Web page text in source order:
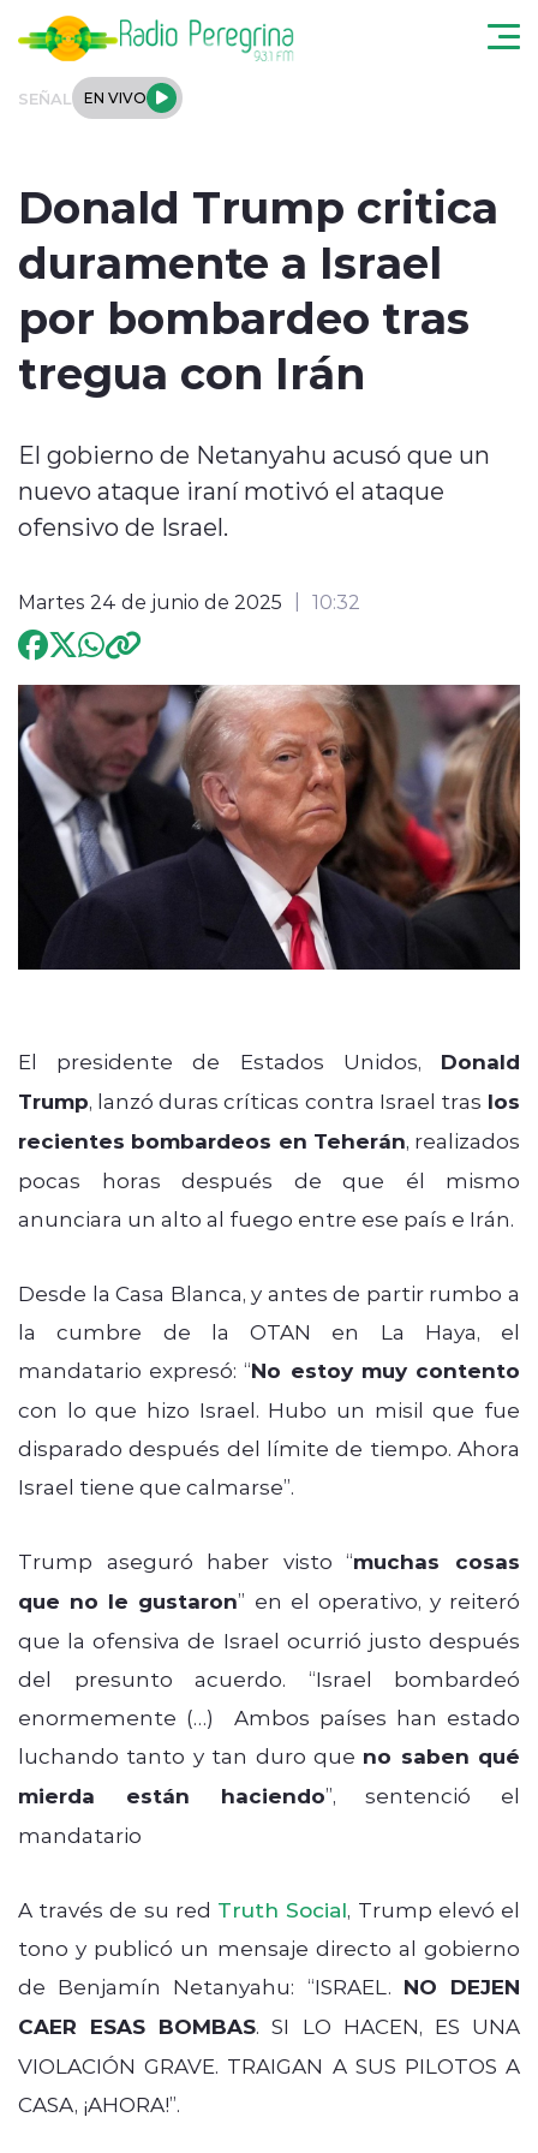
SEÑAL EN VIVO
Deportes
Entrevistas
modo claro
Donald Trump critica
duramente a Israel
por bombardeo tras
tregua con Irán
El gobierno de Netanyahu acusó que un
nuevo ataque iraní motivó el ataque
ofensivo de Israel.
Martes 24 de junio de 2025 10:32
El presidente de Estados Unidos, Donald
Trump, lanzó duras críticas contra Israel tras los
recientes bombardeos en Teherán, realizados
pocas horas después de que él mismo
anunciara un alto al fuego entre ese país e Irán.
Desde la Casa Blanca, y antes de partir rumbo a
la cumbre de la OTAN en La Haya, el
mandatario expresó: “No estoy muy contento
con lo que hizo Israel. Hubo un misil que fue
disparado después del límite de tiempo. Ahora
Israel tiene que calmarse”.
Trump aseguró haber visto “muchas cosas
que no le gustaron” en el operativo, y reiteró
que la ofensiva de Israel ocurrió justo después
del presunto acuerdo. “Israel bombardeó
enormemente (…) Ambos países han estado
luchando tanto y tan duro que no saben qué
mierda están haciendo”, sentenció el
mandatario
A través de su red Truth Social, Trump elevó el
tono y publicó un mensaje directo al gobierno
de Benjamín Netanyahu: “ISRAEL. NO DEJEN
CAER ESAS BOMBAS. SI LO HACEN, ES UNA
VIOLACIÓN GRAVE. TRAIGAN A SUS PILOTOS A
CASA, ¡AHORA!”.